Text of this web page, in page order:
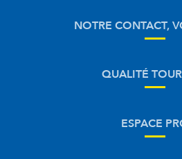
NOTRE CONTACT,
QUALITÉ
ESPACE